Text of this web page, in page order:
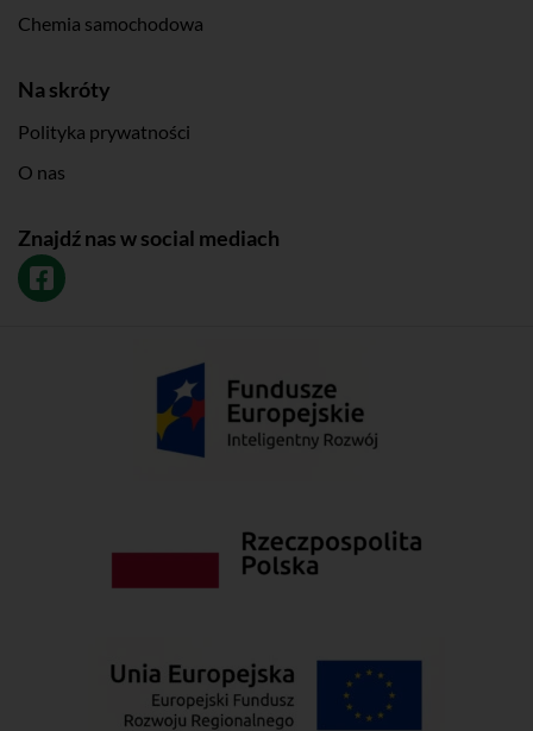
Chemia samochodowa
Na skróty
Polityka prywatności
O nas
Znajdź nas w social mediach